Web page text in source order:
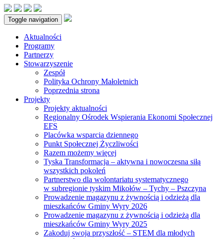
Toggle navigation
Aktualności
Programy
Partnerzy
Stowarzyszenie
Zespół
Polityka Ochrony Małoletnich
Poprzednia strona
Projekty
Projekty aktualności
Regionalny Ośrodek Wspierania Ekonomi Społecznej
EFS
Placówka wsparcia dziennego
Punkt Społecznej Życzliwości
Razem możemy więcej
Tyska Transformacja – aktywna i nowoczesna siłą
wszystkich pokoleń
Partnerstwo dla wolontariatu systematycznego
w subregionie tyskim Mikołów – Tychy – Pszczyna
Prowadzenie magazynu z żywnością i odzieżą dla
mieszkańców Gminy Wyry 2026
Prowadzenie magazynu z żywnością i odzieżą dla
mieszkańców Gminy Wyry 2025
Zakoduj swoja przyszłość – STEM dla młodych